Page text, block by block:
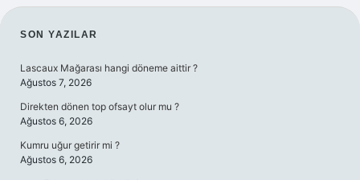
SIDEBAR
SON YAZILAR
Lascaux Mağarası hangi döneme aittir ?
Ağustos 7, 2026
Direkten dönen top ofsayt olur mu ?
Ağustos 6, 2026
Kumru uğur getirir mi ?
Ağustos 6, 2026